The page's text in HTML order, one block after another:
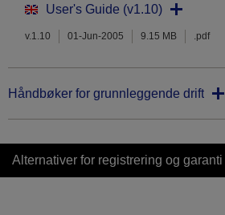
User's Guide (v1.10)
v.1.10 01-Jun-2005 9.15 MB .pdf
Håndbøker for grunnleggende drift
Alternativer for registrering og garanti